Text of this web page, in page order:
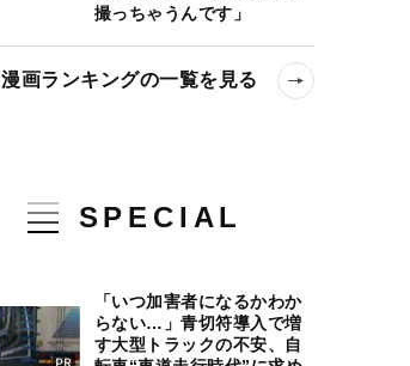
撮っちゃうんです」
漫画ランキングの一覧を見る
SPECIAL
「いつ加害者になるかわか
らない…」青切符導入で増
す大型トラックの不安、自